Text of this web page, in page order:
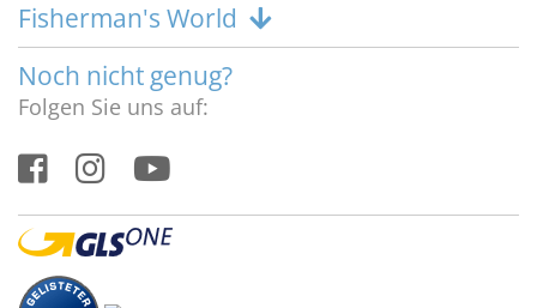
Fisherman's World
Noch nicht genug?
Folgen Sie uns auf: